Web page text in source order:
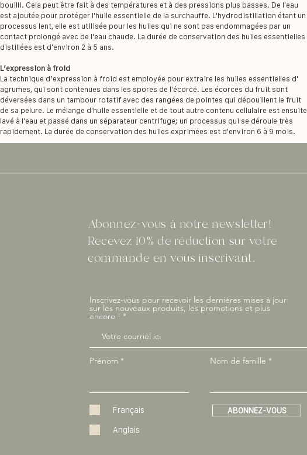
bouilli. Cela peut être fait à des températures et à des pressions plus basses. De l'eau
est ajoutée pour protéger l'huile essentielle de la surchauffe. L'hydrodistillation étant un
processus lent, elle est utilisée pour les huiles qui ne sont pas endommagées par un
contact prolongé avec de l'eau chaude. La durée de conservation des huiles essentielles
distillées est d'environ 2 à 5 ans.
L’expression à froid
La technique d’expression à froid est employée pour extraire les huiles essentielles d'
agrumes, qui sont contenues dans les spores de l'écorce. Les écorces du fruit sont
déversées dans un tambour rotatif avec des rangées de pointes qui dépouillent le fruit
de sa pelure. Le mélange d'huile essentielle et de tout autre contenu cellulaire est ensuite
lavé à l'eau et passé dans un séparateur centrifuge; un processus qui se déroule très
rapidement. La durée de conservation des huiles exprimées est d'environ 6 à 9 mois.
Abonnez-vous à notre newsletter!
Recevez 10% de réduction sur votre
commande en vous inscrivant.
Inscrivez-vous pour recevoir les dernières mises à jour
sur les nouveaux produits, les promotions et plus
encore !
Prénom Nom de famille
Français
Anglais
ABONNEZ-VOUS